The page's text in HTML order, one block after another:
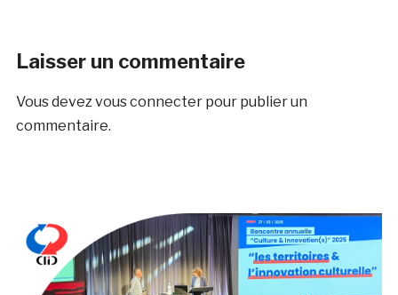
Laisser un commentaire
Vous devezvous connecterpour publier un
commentaire.